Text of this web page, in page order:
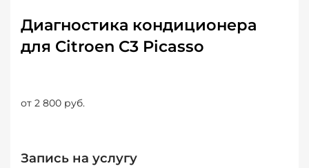
Диагностика кондиционера
для Citroen C3 Picasso
от 2 800 руб.
Запись на услугу